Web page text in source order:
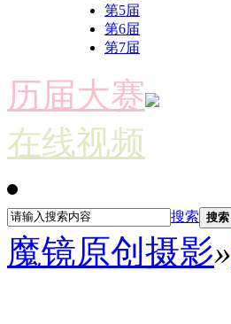
第5届
第6届
第7届
历届大赛
在线视频
搜索 搜索
魔镜原创摄影»